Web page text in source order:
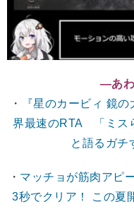
―あわ
・
『星のカービィ 鏡
界最速のRTA 「ミス
と語るガチ
・ マッチョが筋肉アピ
3秒でクリア！ この夏